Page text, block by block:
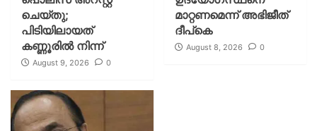
ചെയ്‌തു;
പിടിയിലായത്
കണ്ണൂരിൽ നിന്ന്
August 9, 2026 0
മാറ്റണമെന്ന് അഭിജീത്
ദീപ്‌കെ
August 8, 2026 0